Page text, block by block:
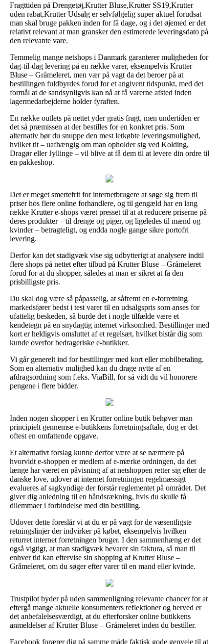
Fragttiden på Drengetøj,Krutter Bluse,Krutter SS19,Krutter
uden rabat,Krutter Udsalg er selvfølgelig super aktuel forudsat
man skal bruge pakken inden for få dage, og i det øjemed er det
relativt relevant at man gransker den estimerede leveringsdato på
den relevante vare.
Temmelig mange netshops i Danmark garanterer muligheden for
dag-til-dag levering på en række varer, eksempelvis Krutter
Bluse – Gråmeleret, men vær på vagt da det beroer på at
bestillingen fuldbyrdes forud for et angivent tidspunkt, med det
formål at de sandsynligvis kan nå at få varerne afsted inden
lagermedarbejderne holder fyraften.
En række outlets på nettet yder gratis fragt, men undertiden er
det så præmissen at der bestilles for en konkret pris. Som
alternativ bør du snuppe den mest letkøbte leveringsmulighed,
hvilket tit – uafhængig om man opholder sig ved Kolding,
Dragør eller Jyllinge – vil blive at få dem til at levere din ordre til
en pakkeshop.
Det er meget smertefrit for internetbrugere at søge sig frem til
priser hos flere online forhandlere, og til gengæld har en lang
række Krutter e-shops været presset til at at reducere priserne på
deres produkter – til drenge og piger, og ligeledes til mænd og
kvinder – betragteligt, og endda nogle gange sikre portofri
levering.
Derfor kan det stadigvæk vise sig udbytterigt at analysere indtil
flere shops på nettet efter tilbud på Krutter Bluse – Gråmeleret
forud for at du shopper, således at man er sikret at få den
prisbilligste pris.
Du skal dog være så påpasselig, at såfremt en e-forretning
markedsfører bedst i test varer til en udsalgspris som anses for
ufattelig beskeden, så burde det i nogle tilfælde være et
kendetegn på en snydagtig internet virksomhed. Bestillinger med
kort er heldigvis omsluttet af et regelsæt, hvilket bistår dig som
kunde overfor bedrageriske e-butikker.
Vi går generelt ind for bestillinger med kort eller mobilbetaling.
Som en alternativ mulighed kan du drage nytte af en
afdragsordning som f.eks. ViaBill, for så vidt du vil honorere
pengene i flere bidder.
Inden nogen shopper i en Krutter online butik behøver man
principielt gennemse e-butikkens forretningsaftale, dog er det
oftest en omfattende opgave.
Et alternativt forslag kunne derfor være at se nærmere på
hvorvidt e-shoppen er medlem af e-mærke ordningen, da det
længe har været en påvisning af at netshoppen retter sig efter de
danske love, udover at internet forretningen regelmæssigt
evalueres af sagkyndige der forstår reglementet på området. Det
giver dig anledning til en håndsrækning, hvis du skulle få
dilemmaer i forbindelse med din bestilling.
Udover dette foreslår vi at du er på vagt for de væsentligste
retningslinjer der indvirker på købet, eksempelvis hvilken
returret internet forretningen bruger. I den sammenhæng er det
også vigtigt, at man stadigvæk bevarer sin faktura, så man til
enhver tid kan eftervise sin shopping af Krutter Bluse –
Gråmeleret, om du søger efter varer til en mand eller kvinde.
Trustpilot byder på uden sammenligning relevante chancer for at
eftergå mange aktuelle konsumenters reflektioner og herved er
det anbefalelsesværdigt, at du efterforsker online butikkens
anmeldelser af Krutter Bluse – Gråmeleret inden du bestiller.
Facebook forærer dig på samme måde faktisk gode genveje til at